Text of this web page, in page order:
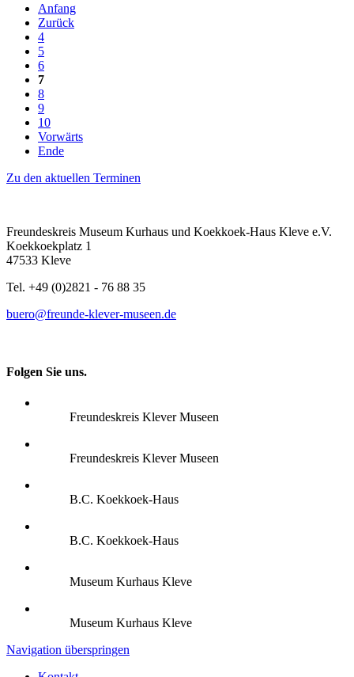
Anfang
Zurück
4
5
6
7
8
9
10
Vorwärts
Ende
Zu den aktuellen Terminen
Freundeskreis Museum Kurhaus und Koekkoek-Haus Kleve e.V.
Koekkoekplatz 1
47533 Kleve
Tel. +49 (0)2821 - 76 88 35
buero@freunde-klever-museen.de
Folgen Sie uns.
Freundeskreis Klever Museen
Freundeskreis Klever Museen
B.C. Koekkoek-Haus
B.C. Koekkoek-Haus
Museum Kurhaus Kleve
Museum Kurhaus Kleve
Navigation überspringen